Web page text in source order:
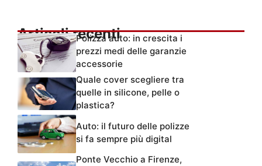
Articoli recentiPolizza auto: in crescita i
prezzi medi delle garanzie
accessorie
Quale cover scegliere tra
quelle in silicone, pelle o
plastica?
Auto: il futuro delle polizze
si fa sempre più digital
Ponte Vecchio a Firenze,